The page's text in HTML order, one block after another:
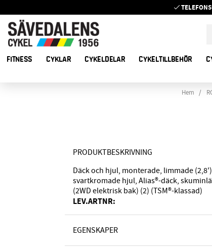
FITNESS CYKLAR CYKELDELAR CYKELTILLBEHÖR
Hem
PRODUKTBESKRIVNING
Däck och hjul, monterade, limmade (2,8')
svartkromade hjul, Alias®-däck,
(2WD elektrisk bak) (2) (TSM®-klassad)
LEV.ARTNR:
EGENSKAPER